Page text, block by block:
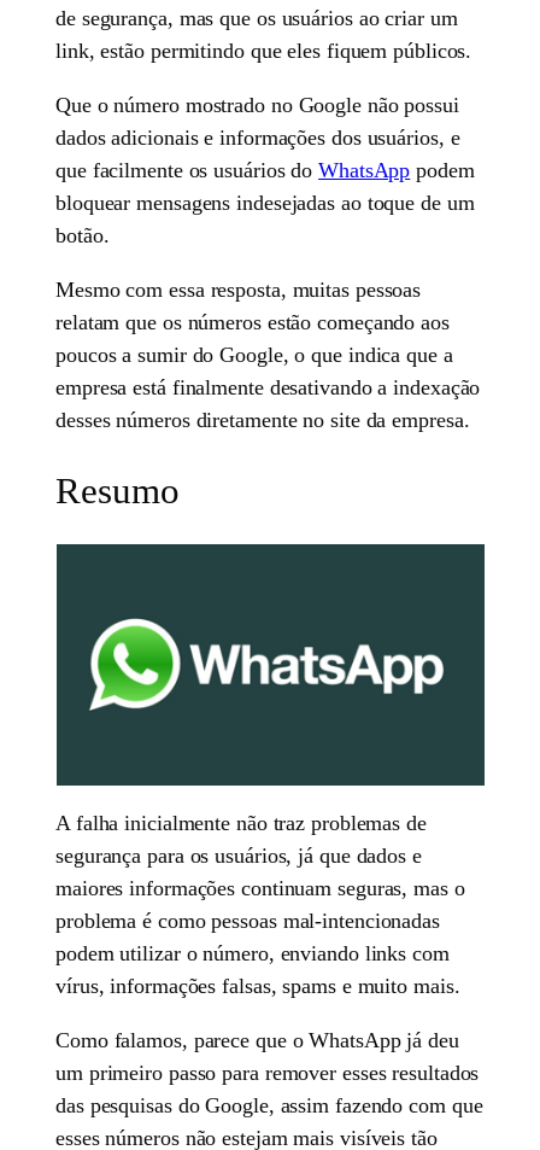
de segurança, mas que os usuários ao criar um
link, estão permitindo que eles fiquem públicos.
Que o número mostrado no Google não possui
dados adicionais e informações dos usuários, e
que facilmente os usuários doWhatsApp podem
bloquear mensagens indesejadas ao toque de um
botão.
Mesmo com essa resposta, muitas pessoas
relatam que os números estão começando aos
poucos a sumir do Google, o que indica que a
empresa está finalmente desativando a indexação
desses números diretamente no site da empresa.
Resumo
A falha inicialmente não traz problemas de
segurança para os usuários, já que dados e
maiores informações continuam seguras, mas o
problema é como pessoas mal-intencionadas
podem utilizar o número, enviando links com
vírus, informações falsas, spams e muito mais.
Como falamos, parece que o WhatsApp já deu
um primeiro passo para remover esses resultados
das pesquisas do Google, assim fazendo com que
esses números não estejam mais visíveis tão